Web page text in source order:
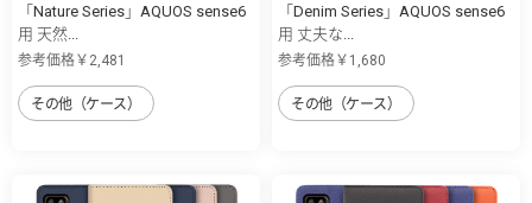
「Nature Series」AQUOS sense6
用 天然...
参考価格￥2,481
その他（ケース）
「Denim Series」AQUOS sense6
用 丈夫な...
参考価格￥1,680
その他（ケース）